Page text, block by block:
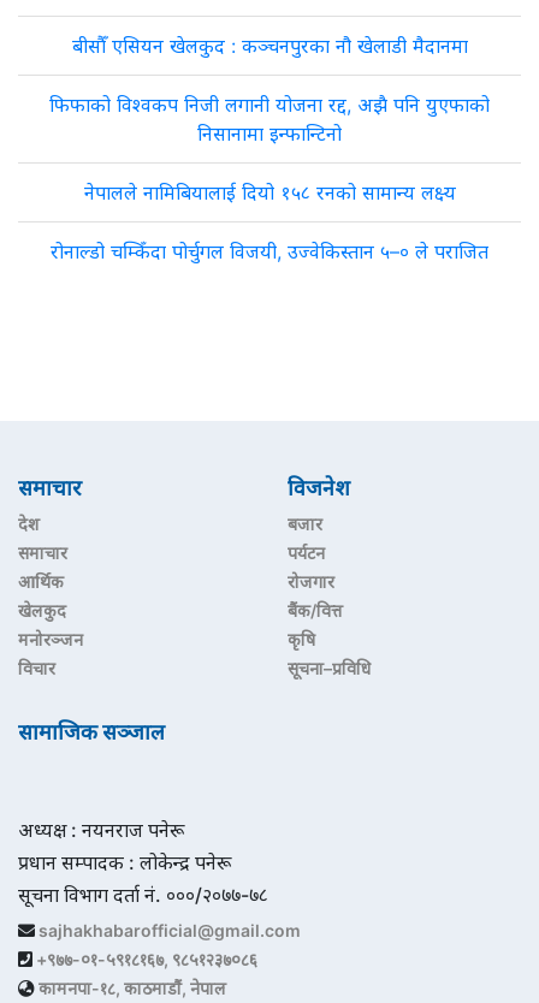
बीसौँ एसियन खेलकुद : कञ्चनपुरका नौ खेलाडी मैदानमा
फिफाको विश्वकप निजी लगानी योजना रद्द, अझै पनि युएफाको
निसानामा इन्फान्टिनो
नेपालले नामिबियालाई दियो १५८ रनको सामान्य लक्ष्य
रोनाल्डो चम्किँदा पोर्चुगल विजयी, उज्वेकिस्तान ५–० ले पराजित
समाचार
देश
समाचार
आर्थिक
खेलकुद
मनोरञ्जन
विचार
विजनेश
बजार
पर्यटन
रोजगार
बैंक/वित्त
कृषि
सूचना–प्रविधि
सामाजिक सञ्जाल
अध्यक्ष : नयनराज पनेरू
प्रधान सम्पादक : लोकेन्द्र पनेरू
सूचना विभाग दर्ता नं. ०००/२०७७-७८
sajhakhabarofficial@gmail.com
+९७७-०१-५९१८१६७, ९८५१२३७०८६
कामनपा-१८, काठमाडौं, नेपाल